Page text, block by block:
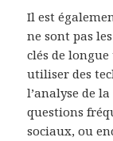
Il est
ne sont pas
clés de
utiliser des
l’analyse de
questions
sociaux, ou